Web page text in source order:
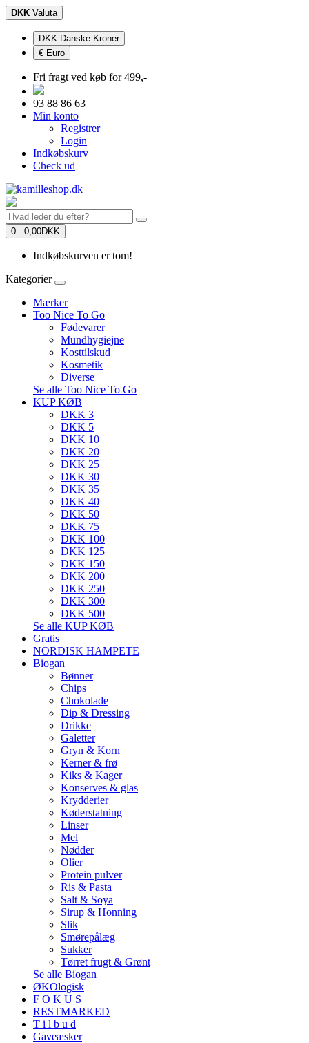
DKK Valuta
DKK Danske Kroner
€ Euro
Fri fragt ved køb for 499,-
93 88 86 63
Min konto
Registrer
Login
Indkøbskurv
Check ud
0 - 0,00DKK
Indkøbskurven er tom!
Kategorier
Mærker
Too Nice To Go
Fødevarer
Mundhygiejne
Kosttilskud
Kosmetik
Diverse
Se alle Too Nice To Go
KUP KØB
DKK 3
DKK 5
DKK 10
DKK 20
DKK 25
DKK 30
DKK 35
DKK 40
DKK 50
DKK 75
DKK 100
DKK 125
DKK 150
DKK 200
DKK 250
DKK 300
DKK 500
Se alle KUP KØB
Gratis
NORDISK HAMPETE
Biogan
Bønner
Chips
Chokolade
Dip & Dressing
Drikke
Galetter
Gryn & Korn
Kerner & frø
Kiks & Kager
Konserves & glas
Krydderier
Køderstatning
Linser
Mel
Nødder
Olier
Protein pulver
Ris & Pasta
Salt & Soya
Sirup & Honning
Slik
Smørepålæg
Sukker
Tørret frugt & Grønt
Se alle Biogan
ØKOlogisk
F O K U S
RESTMARKED
T i l b u d
Gaveæsker